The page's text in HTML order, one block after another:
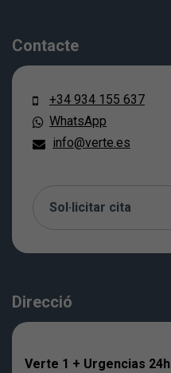
Contacte
+34 934 155 637
WhatsApp
info@verte.es
Sol·licitar cita
Direcció
Verte 1 + Urgencias 24h